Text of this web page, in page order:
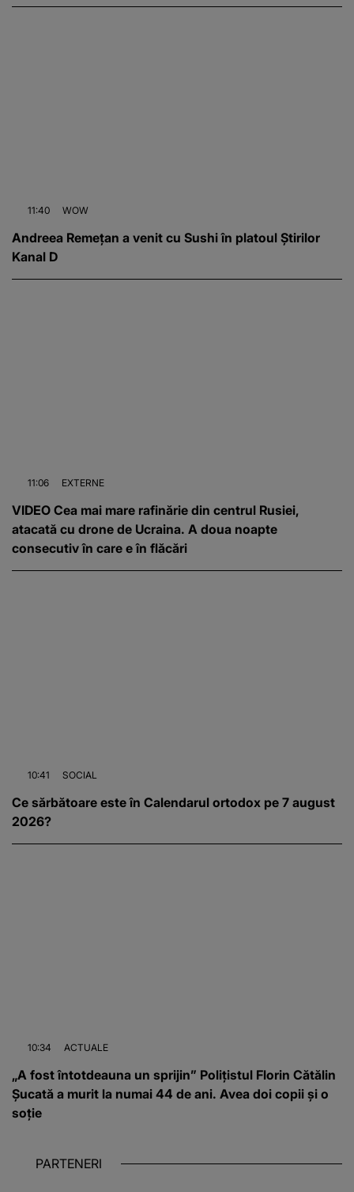
11:40 WOW
Andreea Remețan a venit cu Sushi în platoul Știrilor
Kanal D
11:06 EXTERNE
VIDEO Cea mai mare rafinărie din centrul Rusiei,
atacată cu drone de Ucraina. A doua noapte
consecutiv în care e în flăcări
10:41 SOCIAL
Ce sărbătoare este în Calendarul ortodox pe 7 august
2026?
10:34 ACTUALE
„A fost întotdeauna un sprijin” Polițistul Florin Cătălin
Șucată a murit la numai 44 de ani. Avea doi copii și o
soție
PARTENERI